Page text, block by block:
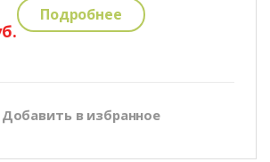
Подробнее
Добавить в избранное